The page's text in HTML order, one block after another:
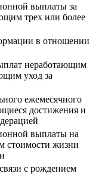
выплаты за
трех или более
в отношении
неработающим
уход за
ежемесячного
достижения и
выплаты на
стоимости жизни
с рождением